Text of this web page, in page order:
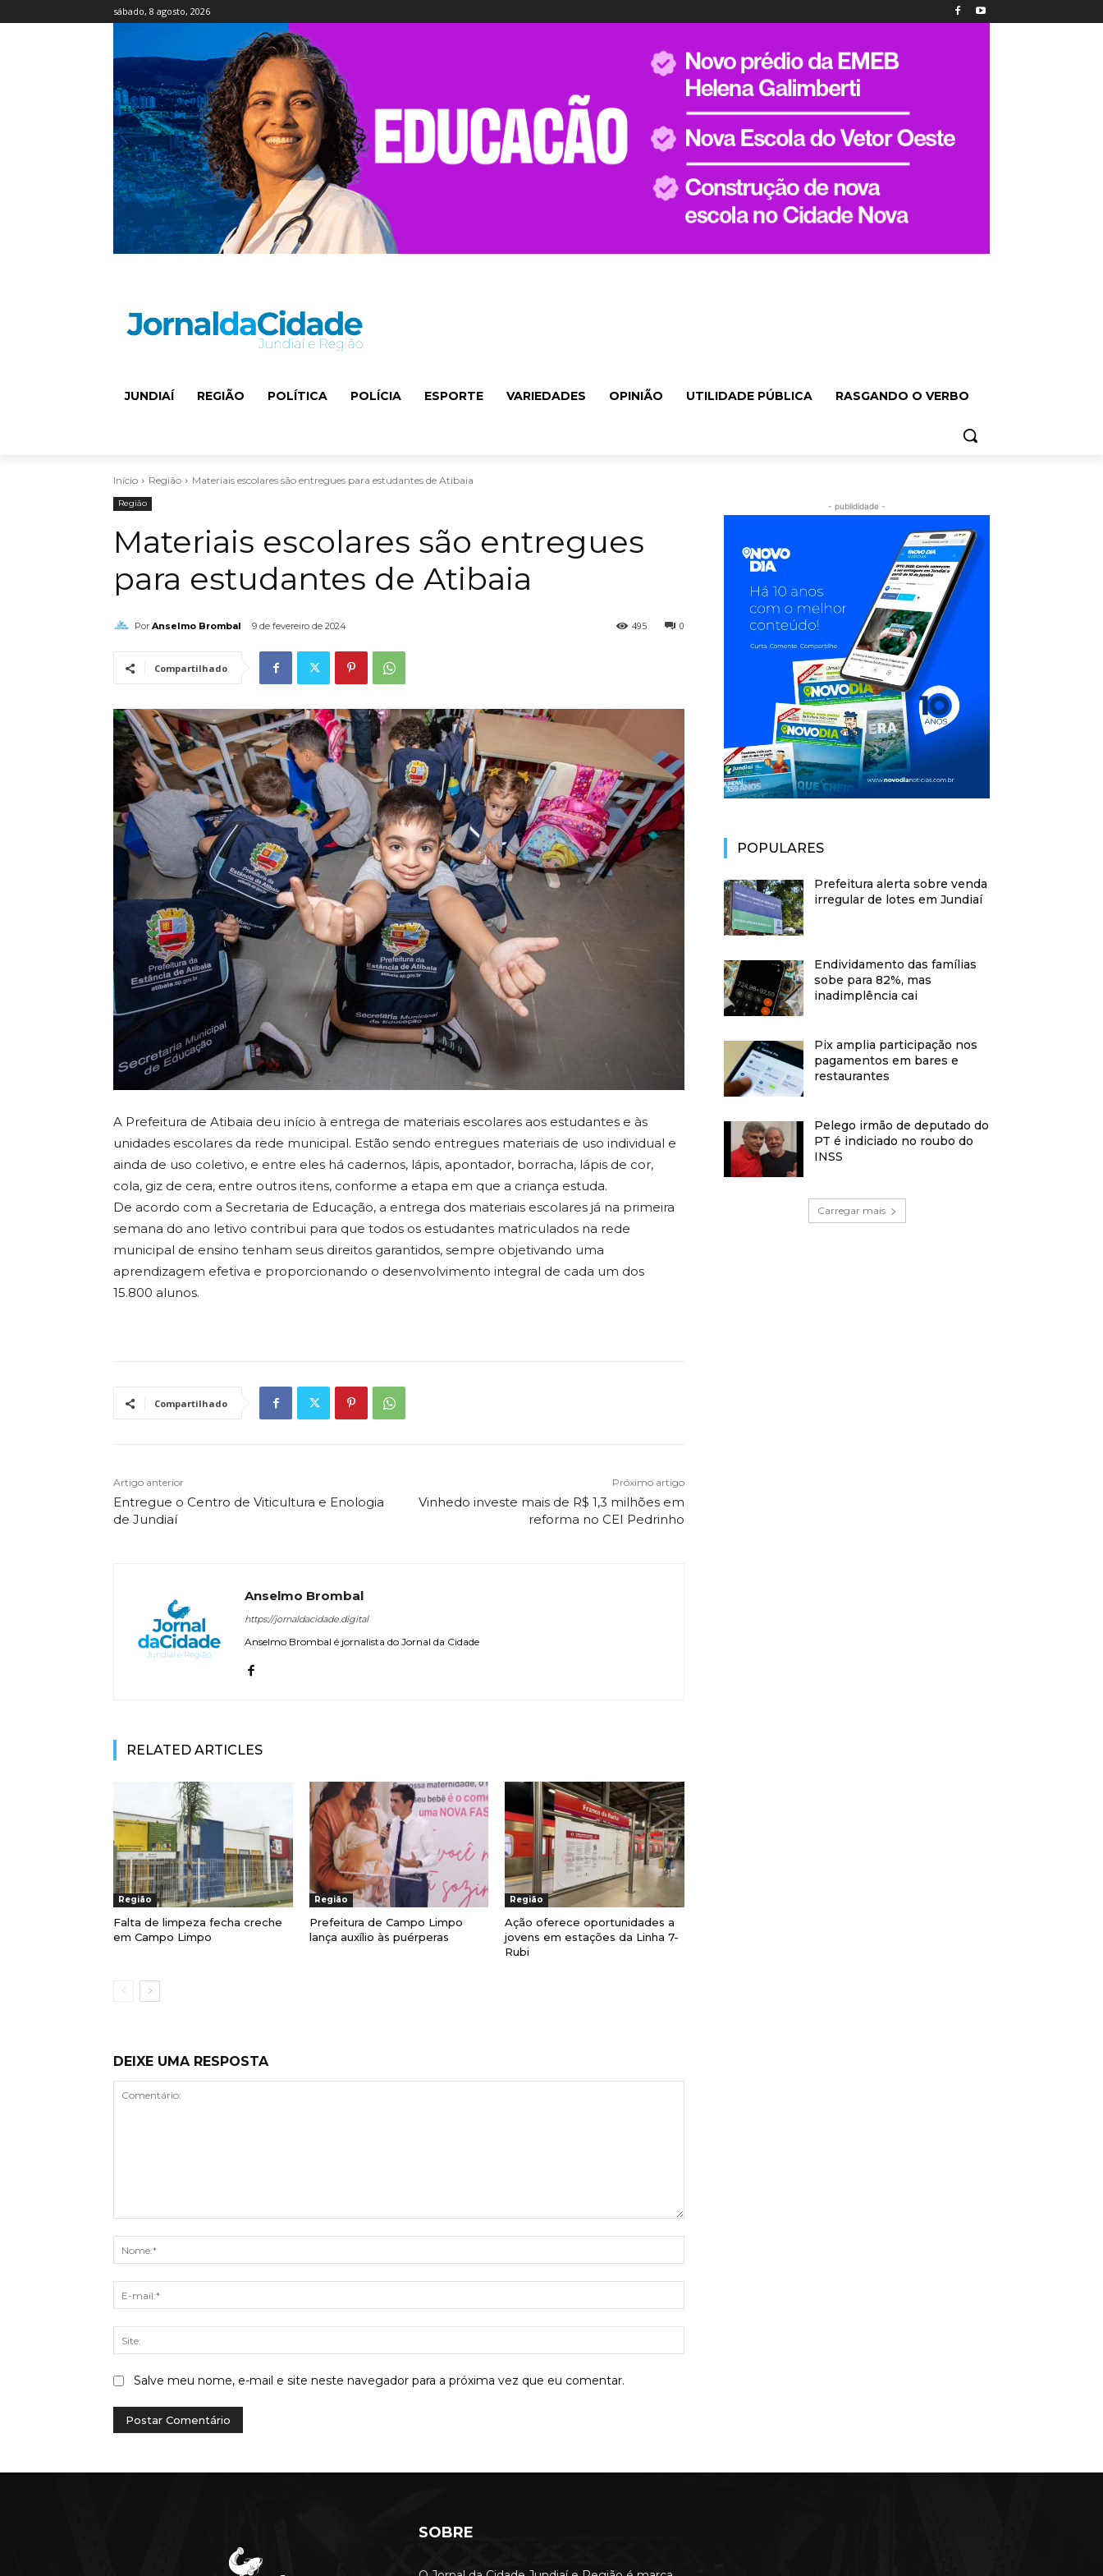
sábado, 8 agosto, 2026
JUNDIAÍ REGIÃO POLÍTICA POLÍCIA ESPORTE VARIEDADES OPINIÃO UTILIDADE PÚBLICA RASGANDO O VERBO
Início Região Materiais escolares são entregues para estudantes de Atibaia
Região
Materiais escolares são entregues
para estudantes de Atibaia
Por Anselmo Brombal 9 de fevereiro de 2024 0
495
Compartilhado
A Prefeitura de Atibaia deu início à entrega de materiais escolares aos estudantes e às
unidades escolares da rede municipal. Estão sendo entregues materiais de uso individual e
ainda de uso coletivo, e entre eles há cadernos, lápis, apontador, borracha, lápis de cor,
cola, giz de cera, entre outros itens, conforme a etapa em que a criança estuda.
De acordo com a Secretaria de Educação, a entrega dos materiais escolares já na primeira
semana do ano letivo contribui para que todos os estudantes matriculados na rede
municipal de ensino tenham seus direitos garantidos, sempre objetivando uma
aprendizagem efetiva e proporcionando o desenvolvimento integral de cada um dos
15.800 alunos.
Compartilhado
Artigo anterior
Entregue o Centro de Viticultura e Enologia
de Jundiaí
Próximo artigo
Vinhedo investe mais de R$ 1,3 milhões em
reforma no CEI Pedrinho
Anselmo Brombal
https://jornaldacidade.digital
Anselmo Brombal é jornalista do Jornal da Cidade
RELATED ARTICLES
Região
Falta de limpeza fecha creche
em Campo Limpo
Região
Prefeitura de Campo Limpo
lança auxílio às puérperas
Região
Ação oferece oportunidades a
jovens em estações da Linha 7-
Rubi
DEIXE UMA RESPOSTA
mail:*
Salve meu nome, e-mail e site neste navegador para a próxima vez que eu comentar.
- publididade -
POPULARES
Prefeitura alerta sobre venda
irregular de lotes em Jundiaí
Endividamento das famílias
sobe para 82%, mas
inadimplência cai
Pix amplia participação nos
pagamentos em bares e
restaurantes
Pelego irmão de deputado do
PT é indiciado no roubo do
INSS
Carregar mais
SOBRE